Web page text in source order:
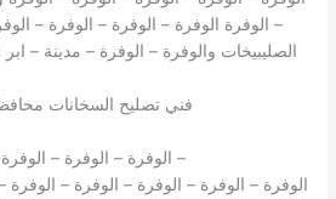
– الوفرة الوفرة – الوفرة – الوفرة –
الصليبيخات والوفرة – الوفرة – مدينة –
فني تصليح السخانات
– الوفرة – الوفرة –
الوفرة – الوفرة – الوفرة – الوفرة – الوفرة